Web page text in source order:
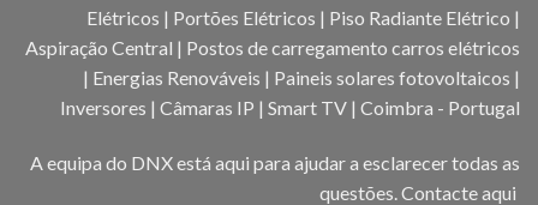
Elétricos | Portões Elétricos | Piso Radiante Elétrico |
Aspiração Central | Postos de carregamento carros elétricos
| Energias Renováveis | Paineis solares fotovoltaicos |
Inversores | Câmaras IP | Smart TV | Coimbra - Portugal
A equipa do DNX está aqui para ajudar a esclarecer todas as
questões. Contacte aqui